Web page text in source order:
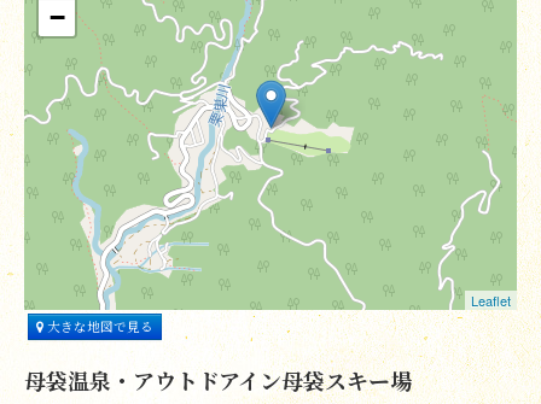
−
Leaflet
大きな地図で見る
母袋温泉・アウトドアイン母袋スキー場